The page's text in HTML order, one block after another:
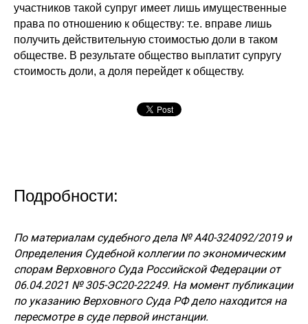
участников такой супруг имеет лишь имущественные
права по отношению к обществу: т.е. вправе лишь
получить действительную стоимостью доли в таком
обществе. В результате общество выплатит супругу
стоимость доли, а доля перейдет к обществу.
Подробности:
По материалам судебного дела № А40-324092/2019 и
Определения Судебной коллегии по экономическим
спорам Верховного Суда Российской Федерации от
06.04.2021 № 305-ЭС20-22249. На момент публикации
по указанию Верховного Суда РФ дело находится на
пересмотре в суде первой инстанции.